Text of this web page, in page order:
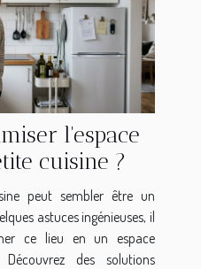
l'espace
cuisine ?
peut sembler être un
astuces ingénieuses, il
ce lieu en un espace
des solutions